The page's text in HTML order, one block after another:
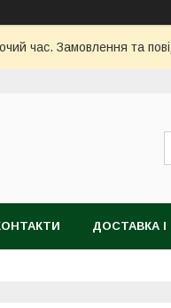
час. Замовлення та
ДОСТАВКА